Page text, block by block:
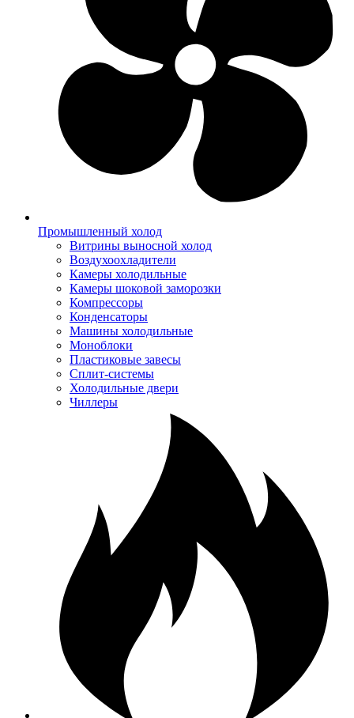
Промышленный холод
Витрины выносной холод
Воздухоохладители
Камеры холодильные
Камеры шоковой заморозки
Компрессоры
Конденсаторы
Машины холодильные
Моноблоки
Пластиковые завесы
Сплит-системы
Холодильные двери
Чиллеры